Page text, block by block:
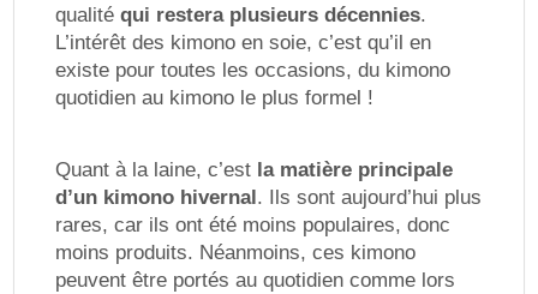
qualité qui restera plusieurs décennies.
L’intérêt des kimono en soie, c’est qu’il en
existe pour toutes les occasions, du kimono
quotidien au kimono le plus formel !
Quant à la laine, c’est la matière principale
d’un kimono hivernal . Ils sont aujourd’hui plus
rares, car ils ont été moins populaires, donc
moins produits. Néanmoins, ces kimono
peuvent être portés au quotidien comme lors